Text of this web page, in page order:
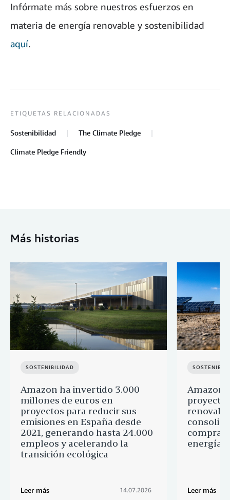
Infórmate más sobre nuestros esfuerzos en
materia de energía renovable y sostenibilidad
aquí.
ETIQUETAS RELACIONADAS
Sostenibilidad The Climate Pledge
Climate Pledge Friendly
Más historias
SOSTENIBILIDAD
Amazon ha invertido 3.000
millones de euros en
proyectos para reducir sus
emisiones en España desde
2021, generando hasta 24.000
empleos y acelerando la
transición ecológica
Leer más 14.07.2026
Amazon
energía
Leer más